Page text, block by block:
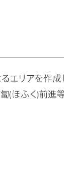
エリアを作
(ほふく)前